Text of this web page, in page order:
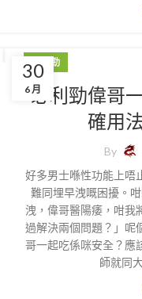
30
6 月
必利勁
必利勁偉哥
確用
By
好多男士喺性功能上唔
難同埋早洩嘅困擾。
洩，偉哥醫陽痿，咁我
過解決兩個問題？」呢
哥一起吃係咪安全？應
師就同